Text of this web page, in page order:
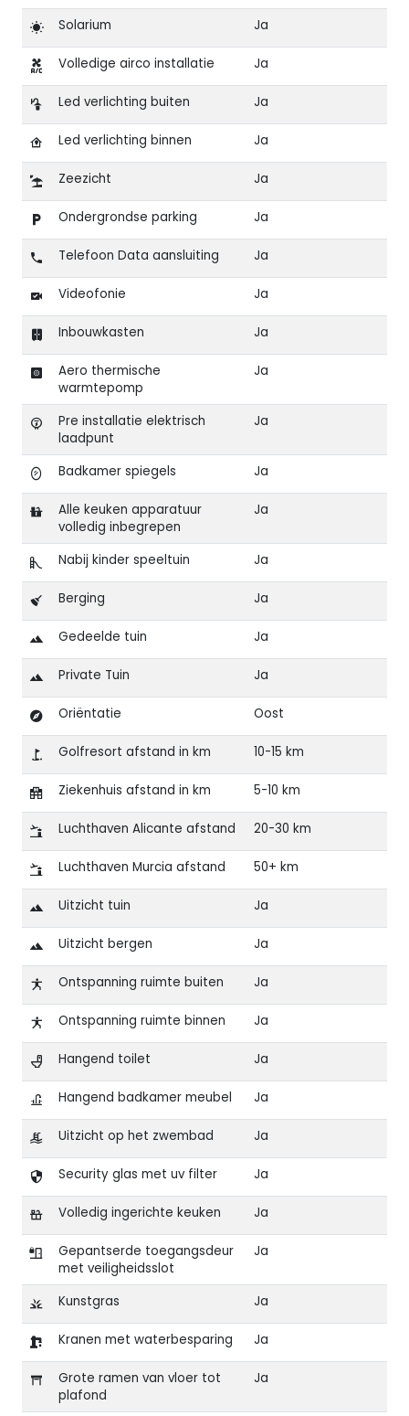
Solarium Ja
Volledige airco installatie Ja
Led verlichting buiten Ja
Led verlichting binnen Ja
Zeezicht Ja
Ondergrondse parking Ja
Telefoon Data aansluiting Ja
Videofonie Ja
Inbouwkasten Ja
Aero thermische
warmtepomp
Ja
Pre installatie elektrisch
laadpunt
Ja
Badkamer spiegels Ja
Alle keuken apparatuur
volledig inbegrepen
Ja
Nabij kinder speeltuin Ja
Berging Ja
Gedeelde tuin Ja
Private Tuin Ja
Oriëntatie Oost
Golfresort afstand in km 10-15 km
Ziekenhuis afstand in km 5-10 km
Luchthaven Alicante afstand 20-30 km
Luchthaven Murcia afstand 50+ km
Uitzicht tuin Ja
Uitzicht bergen Ja
Ontspanning ruimte buiten Ja
Ontspanning ruimte binnen Ja
Hangend toilet Ja
Hangend badkamer meubel Ja
Uitzicht op het zwembad Ja
Security glas met uv filter Ja
Volledig ingerichte keuken Ja
Gepantserde toegangsdeur
met veiligheidsslot
Ja
Kunstgras Ja
Kranen met waterbesparing Ja
Grote ramen van vloer tot
plafond
Ja